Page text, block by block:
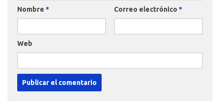
Nombre * Correo electrónico *
Web